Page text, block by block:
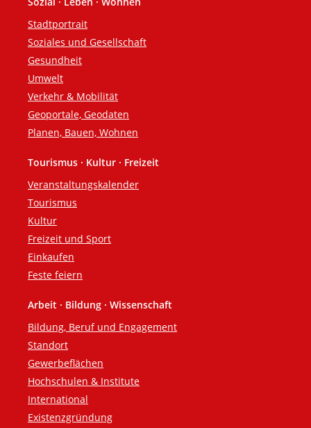
Stadtportrait
Soziales und Gesellschaft
Gesundheit
Umwelt
Verkehr & Mobilität
Geoportale, Geodaten
Planen, Bauen, Wohnen
Tourismus · Kultur · Freizeit
Veranstaltungskalender
Tourismus
Kultur
Freizeit und Sport
Einkaufen
Feste feiern
Arbeit · Bildung · Wissenschaft
Bildung, Beruf und Engagement
Standort
Gewerbeflächen
Hochschulen & Institute
International
Existenzgründung